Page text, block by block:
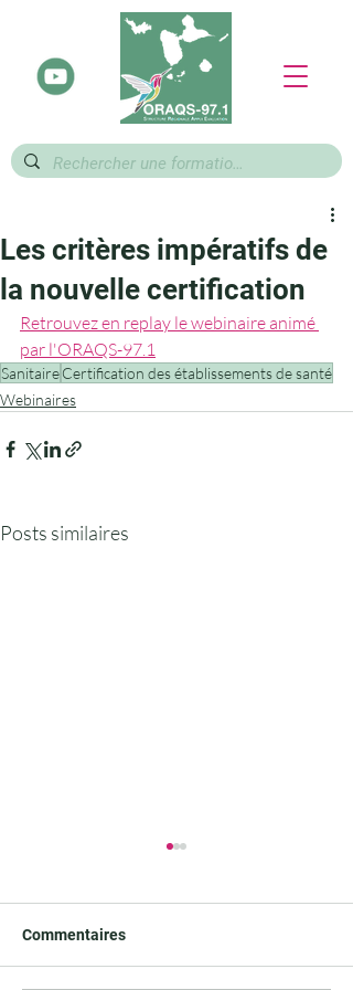
Les critères impératifs de
la nouvelle certification
Retrouvez en replay le webinaire animé
par l'ORAQS-97.1
SanitaireCertification des établissements de santé
Webinaires
Posts similaires
Commentaires